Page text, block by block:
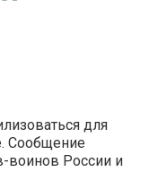
для
Сообщение
воинов России и